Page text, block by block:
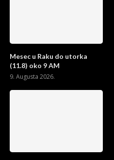
Mesec u Raku do utorka
(11.8) oko 9 AM
9. Augusta 2026.